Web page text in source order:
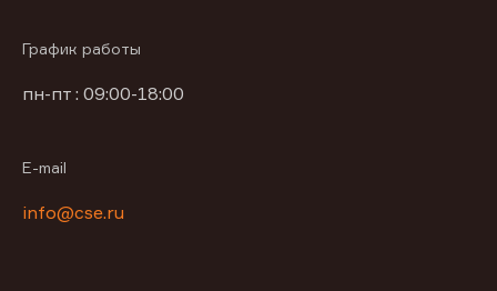
График работы
пн-пт : 09:00-18:00
E-mail
info@cse.ru